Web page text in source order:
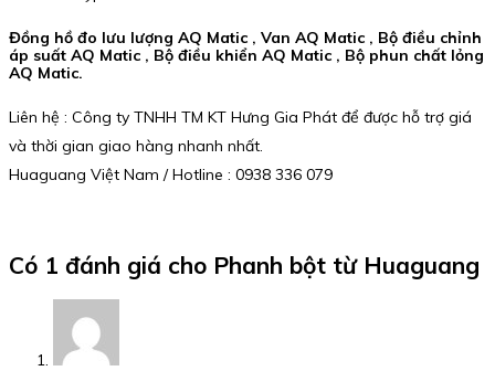
Đồng hồ đo lưu lượng AQ Matic , Van AQ Matic , Bộ điều chỉnh
áp suất AQ Matic , Bộ điều khiển AQ Matic , Bộ phun chất lỏng
AQ Matic.
Liên hệ : Công ty TNHH TM KT Hưng Gia Phát để được hỗ trợ giá
và thời gian giao hàng nhanh nhất.
Huaguang Việt Nam / Hotline : 0938 336 079
Có 1 đánh giá cho Phanh bột từ Huaguang